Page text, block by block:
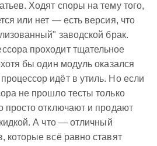
Ходят споры на тему того,
или нет — есть версия, что
заводской брак.
проходит тщательное
бы один модуль оказался
идёт в утиль. Но если
не прошло тесты только
просто отключают и продают
А что — отличный
которые всё равно ставят